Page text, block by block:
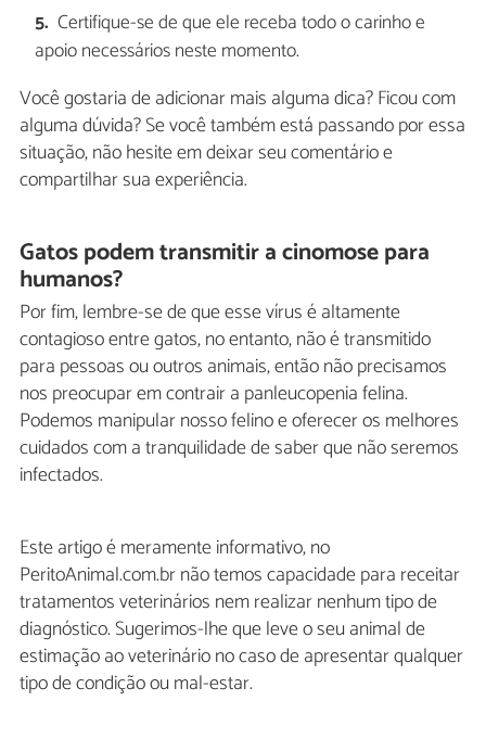
Certifique-se de que ele receba todo o carinho e
apoio necessários neste momento.
Você gostaria de adicionar mais alguma dica? Ficou com
alguma dúvida? Se você também está passando por essa
situação, não hesite em deixar seu comentário e
compartilhar sua experiência.
Gatos podem transmitir a cinomose para
humanos?
Por fim, lembre-se de que esse vírus é altamente
contagioso entre gatos, no entanto, não é transmitido
para pessoas ou outros animais, então não precisamos
nos preocupar em contrair a panleucopenia felina.
Podemos manipular nosso felino e oferecer os melhores
cuidados com a tranquilidade de saber que não seremos
infectados.
Este artigo é meramente informativo, no
PeritoAnimal.com.br não temos capacidade para receitar
tratamentos veterinários nem realizar nenhum tipo de
diagnóstico. Sugerimos-lhe que leve o seu animal de
estimação ao veterinário no caso de apresentar qualquer
tipo de condição ou mal-estar.